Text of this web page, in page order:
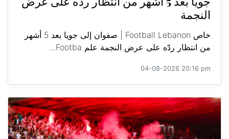
النجمة
خاص Football Lebanon | صفوان إلى جويا بعد 5 أشهر
من انتظار ردّه على عرض النجمة علم Footba...
04-08-2026 20:16 pm